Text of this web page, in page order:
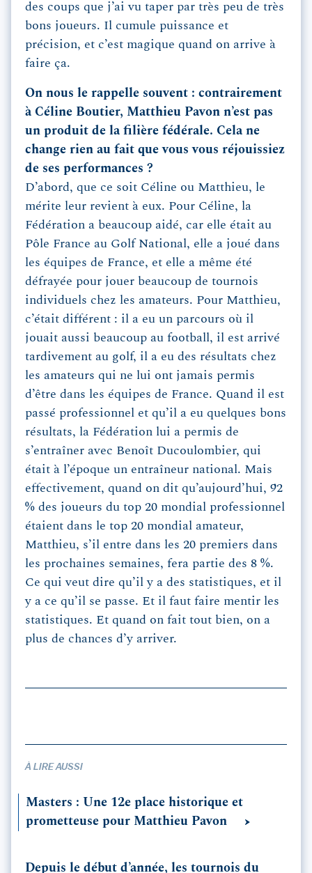
des coups que j’ai vu taper par très peu de très
bons joueurs. Il cumule puissance et
précision, et c’est magique quand on arrive à
faire ça.
On nous le rappelle souvent : contrairement
à Céline Boutier, Matthieu Pavon n’est pas
un produit de la filière fédérale. Cela ne
change rien au fait que vous vous réjouissiez
de ses performances ?
D’abord, que ce soit Céline ou Matthieu, le
mérite leur revient à eux. Pour Céline, la
Fédération a beaucoup aidé, car elle était au
Pôle France au Golf National, elle a joué dans
les équipes de France, et elle a même été
défrayée pour jouer beaucoup de tournois
individuels chez les amateurs. Pour Matthieu,
c’était différent : il a eu un parcours où il
jouait aussi beaucoup au football, il est arrivé
tardivement au golf, il a eu des résultats chez
les amateurs qui ne lui ont jamais permis
d’être dans les équipes de France. Quand il est
passé professionnel et qu’il a eu quelques bons
résultats, la Fédération lui a permis de
s’entraîner avec Benoît Ducoulombier, qui
était à l’époque un entraîneur national. Mais
effectivement, quand on dit qu’aujourd’hui, 92
% des joueurs du top 20 mondial professionnel
étaient dans le top 20 mondial amateur,
Matthieu, s’il entre dans les 20 premiers dans
les prochaines semaines, fera partie des 8 %.
Ce qui veut dire qu’il y a des statistiques, et il
y a ce qu’il se passe. Et il faut faire mentir les
statistiques. Et quand on fait tout bien, on a
plus de chances d’y arriver.
À LIRE AUSSI
Masters : Une 12e place historique et
prometteuse pour Matthieu Pavon
Depuis le début d’année, les tournois du